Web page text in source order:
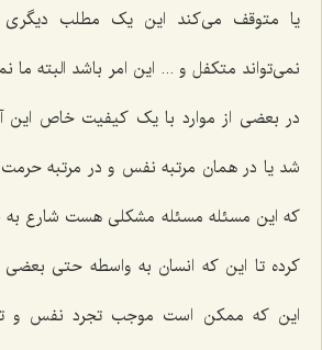
یا متوقف می‌کند این یک مطلب
نمی‌تواند متکفل و ... این امر باشد البته ما
در بعضی از موارد با یک کیفیت خاص این
شد یا در همان مرتبه نفس و در مرتبه حرمت
که این مسئله مسئله مشکلی هست شارع
کرده تا این که انسان به واسطه حتی
این که ممکن است موجب تجرد نفس و